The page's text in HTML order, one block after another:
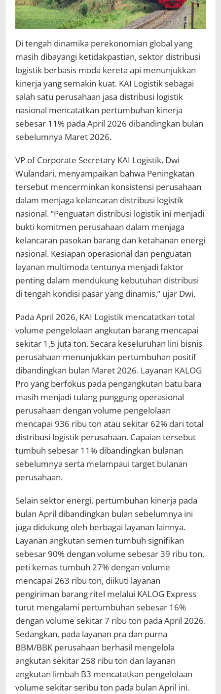
Di tengah dinamika perekonomian global yang
masih dibayangi ketidakpastian, sektor distribusi
logistik berbasis moda kereta api menunjukkan
kinerja yang semakin kuat. KAI Logistik sebagai
salah satu perusahaan jasa distribusi logistik
nasional mencatatkan pertumbuhan kinerja
sebesar 11% pada April 2026 dibandingkan bulan
sebelumnya Maret 2026.
VP of Corporate Secretary KAI Logistik, Dwi
Wulandari, menyampaikan bahwa Peningkatan
tersebut mencerminkan konsistensi perusahaan
dalam menjaga kelancaran distribusi logistik
nasional. “Penguatan distribusi logistik ini menjadi
bukti komitmen perusahaan dalam menjaga
kelancaran pasokan barang dan ketahanan energi
nasional. Kesiapan operasional dan penguatan
layanan multimoda tentunya menjadi faktor
penting dalam mendukung kebutuhan distribusi
di tengah kondisi pasar yang dinamis,” ujar Dwi.
Pada April 2026, KAI Logistik mencatatkan total
volume pengelolaan angkutan barang mencapai
sekitar 1,5 juta ton. Secara keseluruhan lini bisnis
perusahaan menunjukkan pertumbuhan positif
dibandingkan bulan Maret 2026. Layanan KALOG
Pro yang berfokus pada pengangkutan batu bara
masih menjadi tulang punggung operasional
perusahaan dengan volume pengelolaan
mencapai 936 ribu ton atau sekitar 62% dari total
distribusi logistik perusahaan. Capaian tersebut
tumbuh sebesar 11% dibandingkan bulanan
sebelumnya serta melampaui target bulanan
perusahaan.
Selain sektor energi, pertumbuhan kinerja pada
bulan April dibandingkan bulan sebelumnya ini
juga didukung oleh berbagai layanan lainnya.
Layanan angkutan semen tumbuh signifikan
sebesar 90% dengan volume sebesar 39 ribu ton,
peti kemas tumbuh 27% dengan volume
mencapai 263 ribu ton, diikuti layanan
pengiriman barang ritel melalui KALOG Express
turut mengalami pertumbuhan sebesar 16%
dengan volume sekitar 7 ribu ton pada April 2026.
Sedangkan, pada layanan pra dan purna
BBM/BBK perusahaan berhasil mengelola
angkutan sekitar 258 ribu ton dan layanan
angkutan limbah B3 mencatatkan pengelolaan
volume sekitar seribu ton pada bulan April ini.